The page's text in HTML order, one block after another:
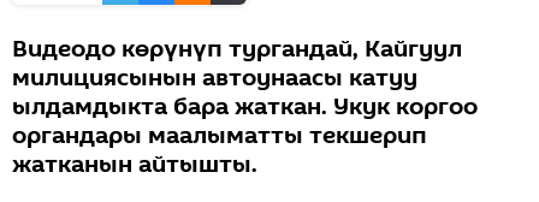
Видеодо көрүнүп тургандай, Кайгуул
милициясынын автоунаасы катуу
ылдамдыкта бара жаткан. Укук коргоо
органдары маалыматты текшерип
жатканын айтышты.